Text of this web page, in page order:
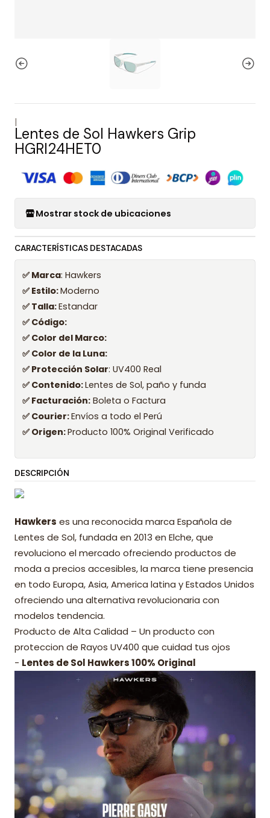
|
Lentes de Sol Hawkers Grip
HGRI24HET0
Mostrar stock de ubicaciones
CARACTERÍSTICAS DESTACADAS
✅ Marca: Hawkers
✅ Estilo:Moderno
✅ Talla:Estandar
✅ Código:
✅ Color del Marco:
✅ Color de la Luna:
✅ Protección Solar: UV400 Real
✅ Contenido:Lentes de Sol, paño y funda
✅ Facturación: Boleta o Factura
✅ Courier:Envíos a todo el Perú
✅ Origen:Producto 100% Original Verificado
DESCRIPCIÓN
Hawkers es una reconocida marca Española de
Lentes de Sol, fundada en 2013 en Elche, que
revoluciono el mercado ofreciendo productos de
moda a precios accesibles, la marca tiene presencia
en todo Europa, Asia, America latina y Estados Unidos
ofreciendo una alternativa revolucionaria con
modelos tendencia.
Producto de Alta Calidad – Un producto con
proteccion de Rayos UV400 que cuidad tus ojos
- Lentes de Sol Hawkers 100% Original